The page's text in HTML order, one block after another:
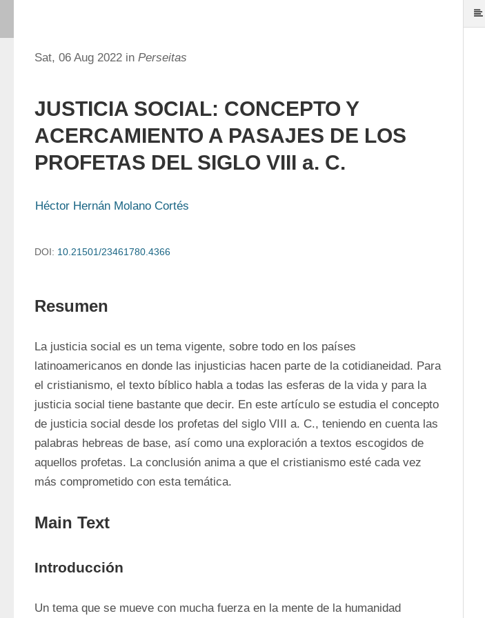
Sat, 06 Aug 2022 in Perseitas
JUSTICIA SOCIAL: CONCEPTO Y
ACERCAMIENTO A PASAJES DE LOS
PROFETAS DEL SIGLO VIII a. C.
Héctor Hernán Molano Cortés
DOI: 10.21501/23461780.4366
Resumen
La justicia social es un tema vigente, sobre todo en los países
latinoamericanos en donde las injusticias hacen parte de la cotidianeidad. Para
el cristianismo, el texto bíblico habla a todas las esferas de la vida y para la
justicia social tiene bastante que decir. En este artículo se estudia el concepto
de justicia social desde los profetas del siglo VIII a. C., teniendo en cuenta las
palabras hebreas de base, así como una exploración a textos escogidos de
aquellos profetas. La conclusión anima a que el cristianismo esté cada vez
más comprometido con esta temática.
Main Text
Introducción
Un tema que se mueve con mucha fuerza en la mente de la humanidad